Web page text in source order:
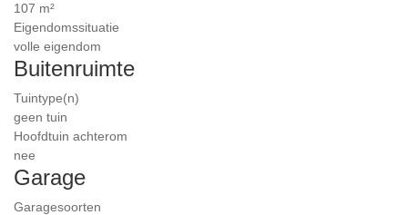
107 m²
Eigendomssituatie
volle eigendom
Buitenruimte
Tuintype(n)
geen tuin
Hoofdtuin achterom
nee
Garage
Garagesoorten